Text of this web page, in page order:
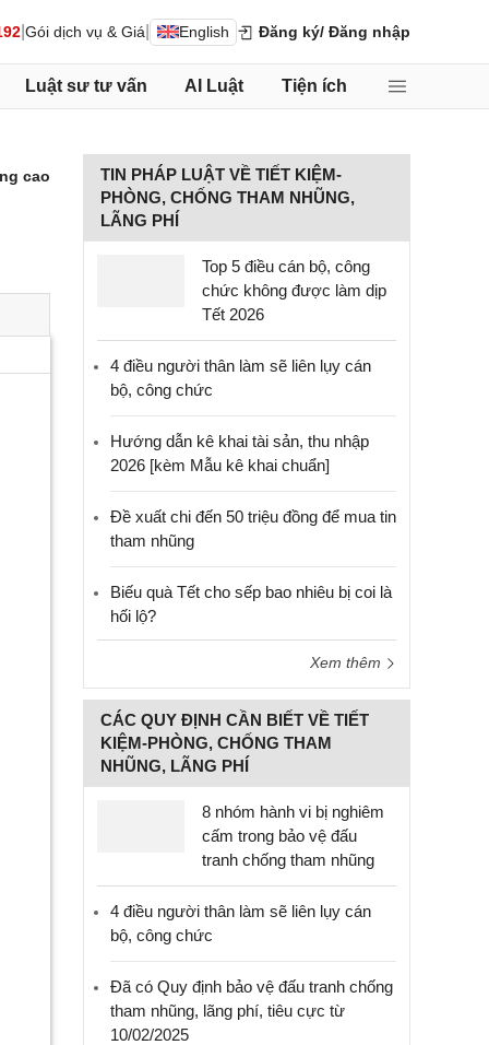
Gói dịch vụ & Giá English Đăng ký/ Đăng nhập
Luật sư tư vấn AI Luật Tiện ích
cao
TIN PHÁP LUẬT VỀ TIẾT KIỆM-
PHÒNG, CHỐNG THAM NHŨNG,
LÃNG PHÍ
Top 5 điều cán bộ, công
chức không được làm dịp
Tết 2026
4 điều người thân làm sẽ liên lụy cán
bộ, công chức
Hướng dẫn kê khai tài sản, thu nhập
2026 [kèm Mẫu kê khai chuẩn]
Đề xuất chi đến 50 triệu đồng để mua tin
tham nhũng
Biếu quà Tết cho sếp bao nhiêu bị coi là
hối lộ?
Xem thêm
CÁC QUY ĐỊNH CẦN BIẾT VỀ TIẾT
KIỆM-PHÒNG, CHỐNG THAM
NHŨNG, LÃNG PHÍ
8 nhóm hành vi bị nghiêm
cấm trong bảo vệ đấu
tranh chống tham nhũng
4 điều người thân làm sẽ liên lụy cán
bộ, công chức
Đã có Quy định bảo vệ đấu tranh chống
tham nhũng, lãng phí, tiêu cực từ
10/02/2025